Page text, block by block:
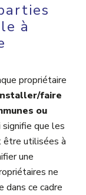
à
propriétaire
faire
ou
signifie que les
être utilisées à
une
ne
dans ce cadre